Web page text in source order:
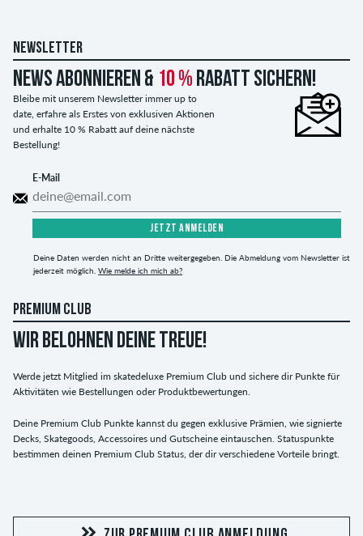
NEWSLETTER
News abonnieren & 10 % Rabatt sichern!
Bleibe mit unserem Newsletter immer up to
date, erfahre als Erstes von exklusiven Aktionen
und erhalte 10 % Rabatt auf deine nächste
Bestellung!
E-Mail
JETZT ANMELDEN
Deine Daten werden nicht an Dritte weitergegeben. Die Abmeldung vom Newsletter ist
jederzeit möglich. Wie melde ich mich ab?
PREMIUM CLUB
WIR BELOHNEN DEINE TREUE!
Werde jetzt Mitglied im skatedeluxe Premium Club und sichere dir Punkte für
Aktivitäten wie Bestellungen oder Produktbewertungen.
Deine Premium Club Punkte kannst du gegen exklusive Prämien, wie signierte
Decks, Skategoods, Accessoires und Gutscheine eintauschen. Statuspunkte
bestimmen deinen Premium Club Status, der dir verschiedene Vorteile bringt.